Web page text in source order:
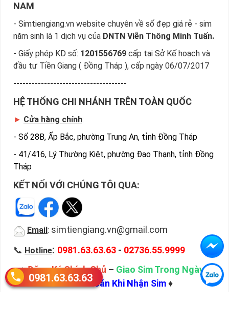
NAM
- Simtiengiang.vn website chuyên về số đẹp giá rẻ - sim
năm sinh là 1 dịch vụ của DNTN Viễn Thông Minh Tuấn.
- Giấy phép KD số: 1201556769 cấp tại Sở Kế hoạch và
đầu tư Tiền Giang ( Đồng Tháp ), cấp ngày 06/07/2017
-------------------------------------
HỆ THỐNG CHI NHÁNH TRÊN TOÀN QUỐC
► Cửa hàng chính:
- Số 28B, Ấp Bắc, phường Trung An, tỉnh Đồng Tháp
- 41/416, Lý Thường Kiệt, phường Đạo Thạnh, tỉnh Đồng
Tháp
KẾT NỐI VỚI CHÚNG TÔI QUA:
Email : simtiengiang.vn@gmail.com
📞 Hotline: 0981.63.63.63 - 02736.55.9999
♦Đăng Ký Chính Chủ – Giao Sim Trong Ngày–
Thanh Toán Khi Nhận Sim♦
0981.63.63.63